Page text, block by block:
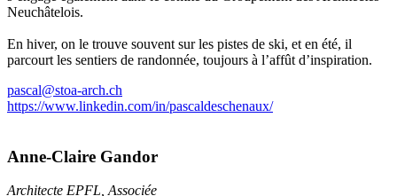
Neuchâtelois.
En hiver, on le trouve souvent sur les pistes de ski, et en été, il
parcourt les sentiers de randonnée, toujours à l’affût d’inspiration.
pascal@stoa-arch.ch
https://www.linkedin.com/in/pascaldeschenaux/
Anne-Claire Gandor
Architecte EPFL, Associée